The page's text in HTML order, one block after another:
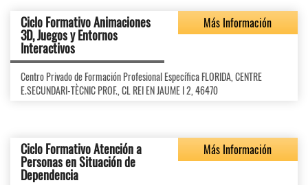
Ciclo Formativo Animaciones
3D, Juegos y Entornos
Interactivos
Más Información
Centro Privado de Formación Profesional Específica FLORIDA, CENTRE
E.SECUNDARI-TÈCNIC PROF., CL REI EN JAUME I 2, 46470
Ciclo Formativo Atención a
Personas en Situación de
Dependencia
Más Información